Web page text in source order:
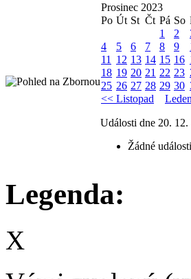
Prosinec 2023
Po Út St Čt Pá So
1
2
4
5 6 7 8 9
11
12 13 14 15 16
18 19 20 21 22 23
25 26 27 28 29 30
<< Listopad
Události dne 20. 12.
Žádné
Legenda:
X